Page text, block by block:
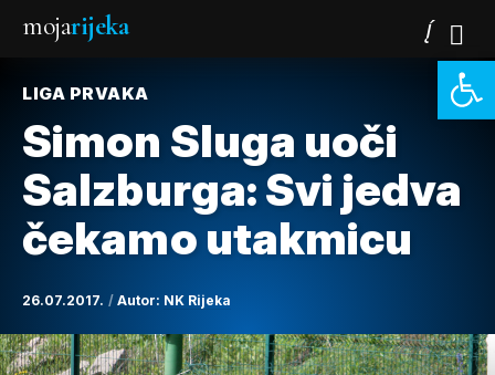
mojarijeka
LIGA PRVAKA
Simon Sluga uoči
Salzburga: Svi jedva
čekamo utakmicu
26.07.2017. Autor: NK Rijeka